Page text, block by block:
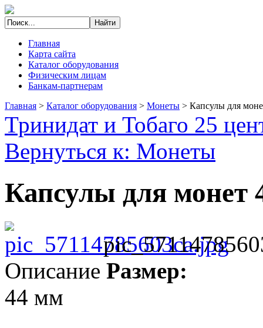
Главная
Карта сайта
Каталог оборудования
Физическим лицам
Банкам-партнерам
Главная > Каталог оборудования > Монеты > Капсулы для
Тринидат и Тобаго 25
Вернуться к: Монеты
Капсулы для монет
Описание Размер:
44 мм